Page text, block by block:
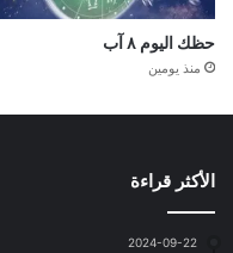
حظك اليوم ٨ آب
منذ يومين
الأكثر قراءة
2024-09-22